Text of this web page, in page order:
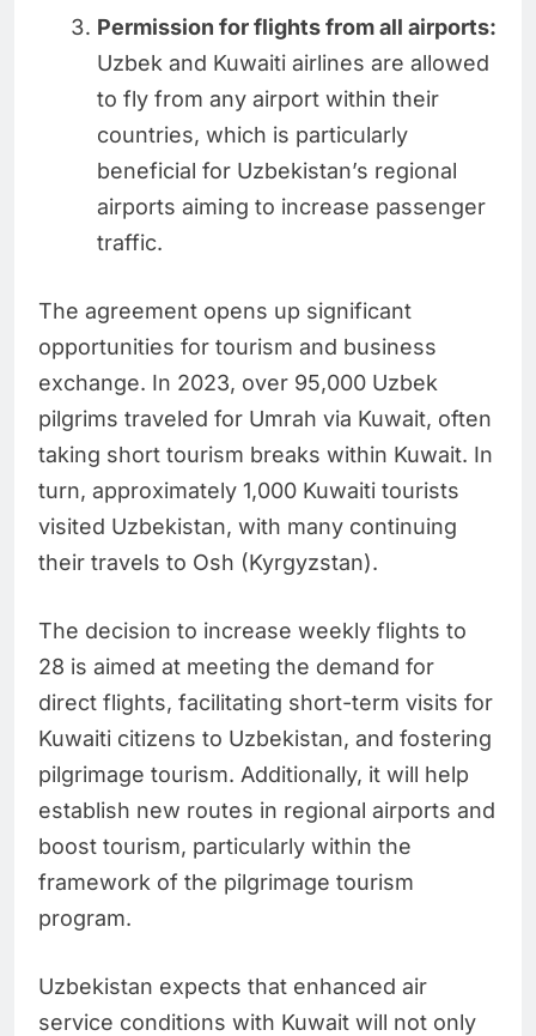
Permission for flights from all airports:
Uzbek and Kuwaiti airlines are allowed
to fly from any airport within their
countries, which is particularly
beneficial for Uzbekistan’s regional
airports aiming to increase passenger
traffic.
The agreement opens up significant
opportunities for tourism and business
exchange. In 2023, over 95,000 Uzbek
pilgrims traveled for Umrah via Kuwait, often
taking short tourism breaks within Kuwait. In
turn, approximately 1,000 Kuwaiti tourists
visited Uzbekistan, with many continuing
their travels to Osh (Kyrgyzstan).
The decision to increase weekly flights to
28 is aimed at meeting the demand for
direct flights, facilitating short-term visits for
Kuwaiti citizens to Uzbekistan, and fostering
pilgrimage tourism. Additionally, it will help
establish new routes in regional airports and
boost tourism, particularly within the
framework of the pilgrimage tourism
program.
Uzbekistan expects that enhanced air
service conditions with Kuwait will not only